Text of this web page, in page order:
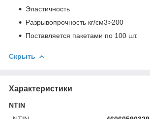
Эластичность
Разрывопрочность кг/см3>200
Поставляется пакетами по 100 шт.
Скрыть
Характеристики
NTIN